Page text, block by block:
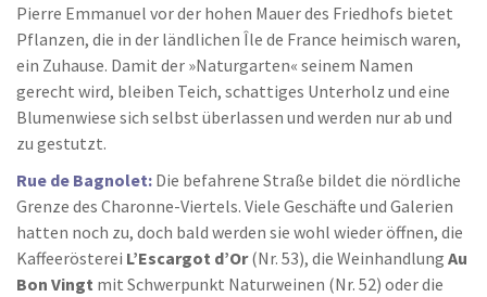
Pierre Emmanuel vor der hohen Mauer des Friedhofs bietet
Pflanzen, die in der ländlichen Île de France heimisch waren,
ein Zuhause. Damit der »Naturgarten« seinem Namen
gerecht wird, bleiben Teich, schattiges Unterholz und eine
Blumenwiese sich selbst überlassen und werden nur ab und
zu gestutzt.
Rue de Bagnolet: Die befahrene Straße bildet die nördliche
Grenze des Charonne-Viertels. Viele Geschäfte und Galerien
hatten noch zu, doch bald werden sie wohl wieder öffnen, die
Kaffeerösterei L’Escargot d’Or(Nr. 53), die Weinhandlung Au
Bon Vingt mit Schwerpunkt Naturweinen (Nr. 52) oder die